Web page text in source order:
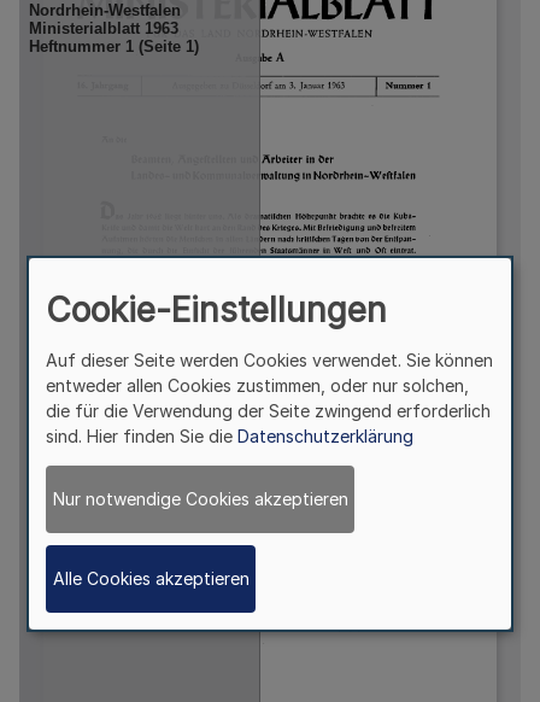
Cookie-Einstellungen
Auf dieser Seite werden Cookies verwendet. Sie können
entweder allen Cookies zustimmen, oder nur solchen,
die für die Verwendung der Seite zwingend erforderlich
sind. Hier finden Sie die Datenschutzerklärung
Nur notwendige Cookies akzeptieren
Alle Cookies akzeptieren